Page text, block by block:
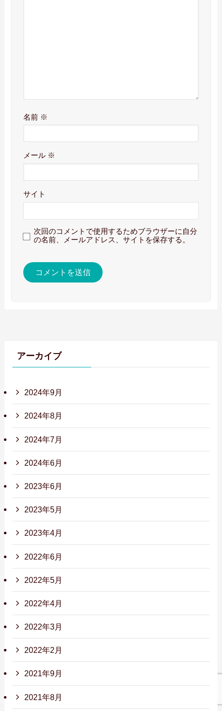
名前 ※
メール ※
サイト
次回のコメントで使用するためブラウザーに自分
の名前、メールアドレス、サイトを保存する。
アーカイブ
2024年9月
2024年8月
2024年7月
2024年6月
2023年6月
2023年5月
2023年4月
2022年6月
2022年5月
2022年4月
2022年3月
2022年2月
2021年9月
2021年8月